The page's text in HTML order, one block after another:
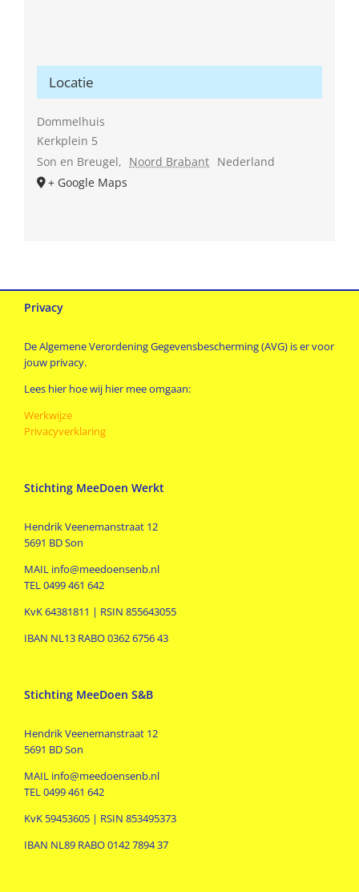
Locatie
Dommelhuis
Kerkplein 5
Son en Breugel, Noord Brabant Nederland
+ Google Maps
Privacy
De Algemene Verordening Gegevensbescherming (AVG) is er voor
jouw privacy.
Lees hier hoe wij hier mee omgaan:
Werkwijze
Privacyverklaring
Stichting MeeDoen Werkt
Hendrik Veenemanstraat 12
5691 BD Son
MAIL info@meedoensenb.nl
TEL 0499 461 642
KvK 64381811 | RSIN 855643055
IBAN NL13 RABO 0362 6756 43
Stichting MeeDoen S&B
Hendrik Veenemanstraat 12
5691 BD Son
MAIL info@meedoensenb.nl
TEL 0499 461 642
KvK 59453605 | RSIN 853495373
IBAN NL89 RABO 0142 7894 37